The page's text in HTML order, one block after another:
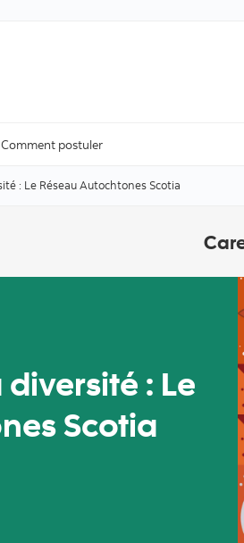
Comment postuler
: Le Réseau Autochtones Scotia
: Le
Scotia